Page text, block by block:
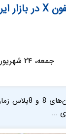
جمعه، ۲۴ شهریور ۱۳۹۶ - ۱۷:۱۱:۱۱
...